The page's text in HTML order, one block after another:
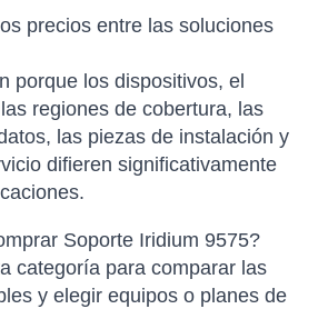
precios entre las soluciones
porque los dispositivos, el
regiones de cobertura, las
las piezas de instalación y
difieren significativamente
Soporte Iridium 9575?
categoría para comparar las
y elegir equipos o planes de